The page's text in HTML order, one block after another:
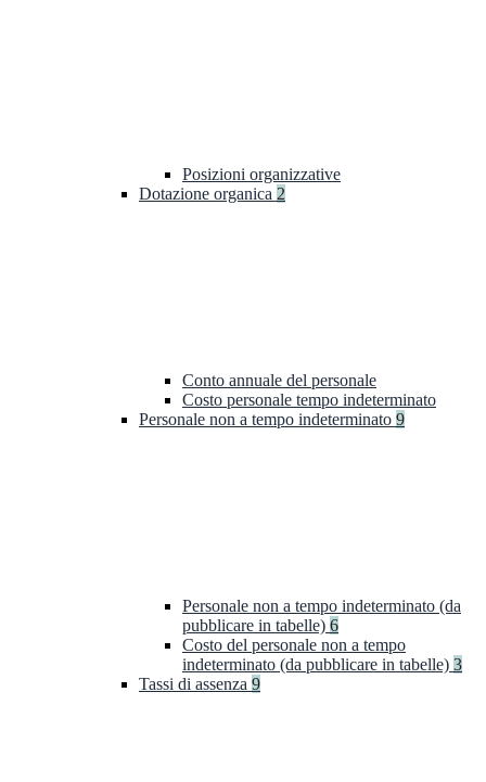
Posizioni organizzative
Dotazione organica 2
Conto annuale del personale
Costo personale tempo indeterminato
Personale non a tempo indeterminato 9
Personale non a tempo indeterminato (da
pubblicare in tabelle) 6
Costo del personale non a tempo
indeterminato (da pubblicare in tabelle) 3
Tassi di assenza 9